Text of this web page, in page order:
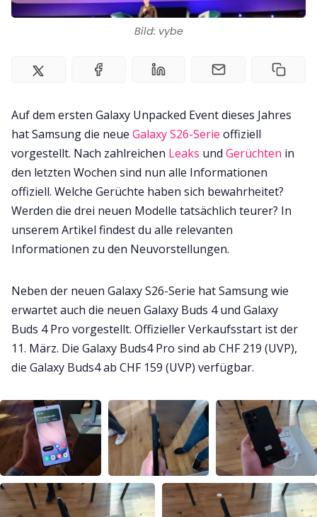
Kontakt
Impressum
Bild: vybe
Auf dem ersten Galaxy Unpacked Event dieses Jahres
hat Samsung die neue Galaxy S26-Serie offiziell
vorgestellt. Nach zahlreichen Leaks und Gerüchten in
den letzten Wochen sind nun alle Informationen
offiziell. Welche Gerüchte haben sich bewahrheitet?
Werden die drei neuen Modelle tatsächlich teurer? In
unserem Artikel findest du alle relevanten
Informationen zu den Neuvorstellungen.
Neben der neuen Galaxy S26-Serie hat Samsung wie
erwartet auch die neuen Galaxy Buds 4 und Galaxy
Buds 4 Pro vorgestellt. Offizieller Verkaufsstart ist der
11. März. Die Galaxy Buds4 Pro sind ab CHF 219 (UVP),
die Galaxy Buds4 ab CHF 159 (UVP) verfügbar.